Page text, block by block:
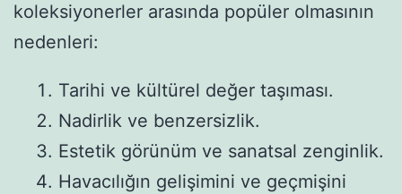
koleksiyonerler arasında popüler olmasının
nedenleri:
Tarihi ve kültürel değer taşıması.
Nadirlik ve benzersizlik.
Estetik görünüm ve sanatsal zenginlik.
Havacılığın gelişimini ve geçmişini